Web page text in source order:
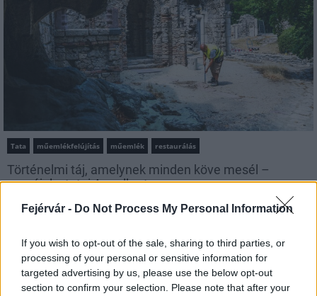
Fejérvár - Do Not Process My Personal Information
If you wish to opt-out of the sale, sharing to third parties, or
processing of your personal or sensitive information for
targeted advertising by us, please use the below opt-out
section to confirm your selection. Please note that after your
Tata műemlékfelújítás műemlék restaurálás
Történelmi táj, amelynek minden köve mesél –
megújul a tatai Angolkert
A projekt részeként megújulnak a területen található
M1 bővítés: már zajlik a teljesen új
Bicske Kelet csomópont építése